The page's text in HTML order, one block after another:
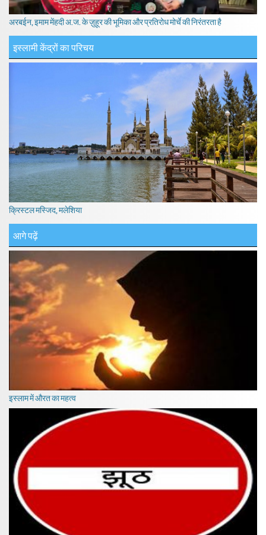
अरबईन, इमाम मेंहदी अ.ज. के ज़ुहूर की भूमिका और प्रतिरोध मोर्चे की निरंतरता है
इस्लामी केंद्रों का परिचय
क्रिस्टल मस्जिद, मलेशिया
आगे पढ़ें
इस्लाम में औरत का महत्व